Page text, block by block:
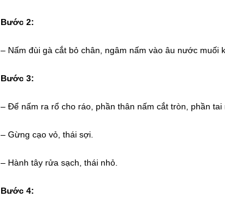
Bước 2:
– Nấm đùi gà cắt bỏ chân, ngâm nấm vào âu nước muối
Bước 3:
– Để nấm ra rổ cho ráo, phần thân nấm cắt tròn, phần tai
– Gừng cạo vỏ, thái sợi.
– Hành tây rửa sạch, thái nhỏ.
Bước 4: